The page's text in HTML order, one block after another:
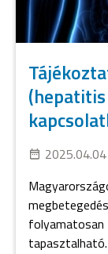
tapasztalható.